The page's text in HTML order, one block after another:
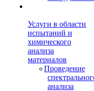
Услуги в области
испытаний и
химического
анализа
материалов
Проведение
анализа